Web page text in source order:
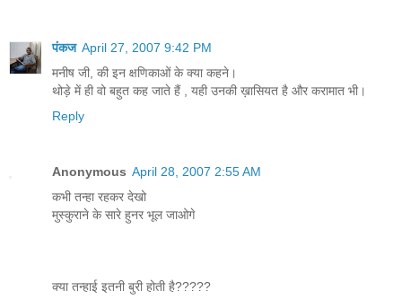
पंकज April 27, 2007 9:42 PM
मनीष जी, की इन क्षणिकाओं के क्या कहने।
थोड़े में ही वो बहुत कह जाते हैं , यही उनकी ख़ासियत है और करामात भी।
Reply
Anonymous April 28, 2007 2:55 AM
कभी तन्हा रहकर देखो
मुस्कुराने के सारे हुनर भूल जाओगे
क्या तन्हाई इतनी बुरी होती है?????